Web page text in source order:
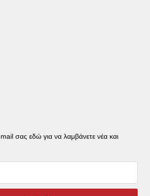
σας εδώ για να λαμβάνετε νέα και